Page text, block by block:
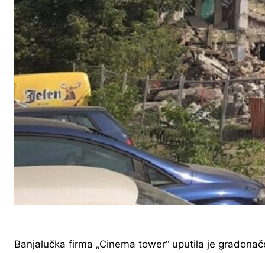
Banjalučka firma „Cinema tower“ uputila je